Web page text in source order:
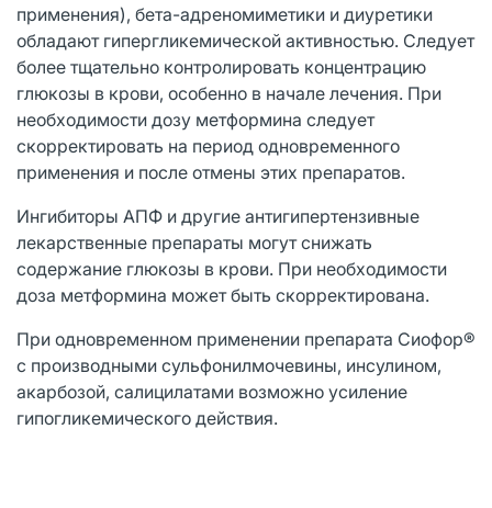
применения), бета-адреномиметики и диуретики
обладают гипергликемической активностью. Следует
более тщательно контролировать концентрацию
глюкозы в крови, особенно в начале лечения. При
необходимости дозу метформина следует
скорректировать на период одновременного
применения и после отмены этих препаратов.
Ингибиторы АПФ и другие антигипертензивные
лекарственные препараты могут снижать
содержание глюкозы в крови. При необходимости
доза метформина может быть скорректирована.
При одновременном применении препарата Сиофор®
с производными сульфонилмочевины, инсулином,
акарбозой, салицилатами возможно усиление
гипогликемического действия.